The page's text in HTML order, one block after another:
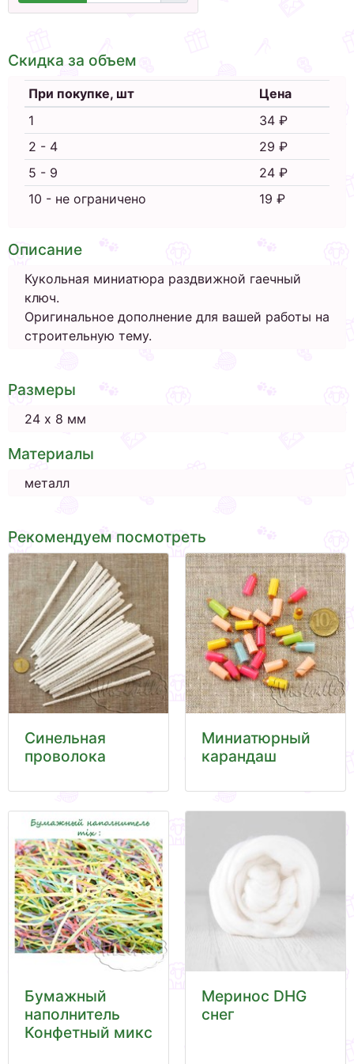
Скидка за объем
При покупке, шт
Цена
1
34 ₽
2 - 4
29 ₽
5 - 9
24 ₽
10 - не ограничено
19 ₽
Описание
Кукольная миниатюра раздвижной гаечный
ключ.
Оригинальное дополнение для вашей работы на
строительную тему.
Размеры
24 х 8 мм
Материалы
металл
Рекомендуем посмотреть
Синельная
проволока
Миниатюрный
карандаш
Бумажный
наполнитель
Конфетный микс
Меринос DHG
снег